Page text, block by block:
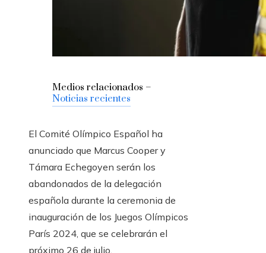
Medios relacionados –
Noticias recientes
El Comité Olímpico Español ha
anunciado que Marcus Cooper y
Támara Echegoyen serán los
abandonados de la delegación
española durante la ceremonia de
inauguración de los Juegos Olímpicos
París 2024, que se celebrarán el
próximo 26 de julio.